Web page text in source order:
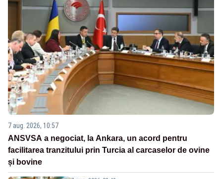
7 aug. 2026, 10:57
ANSVSA a negociat, la Ankara, un acord pentru
facilitarea tranzitului prin Turcia al carcaselor de ovine
și bovine